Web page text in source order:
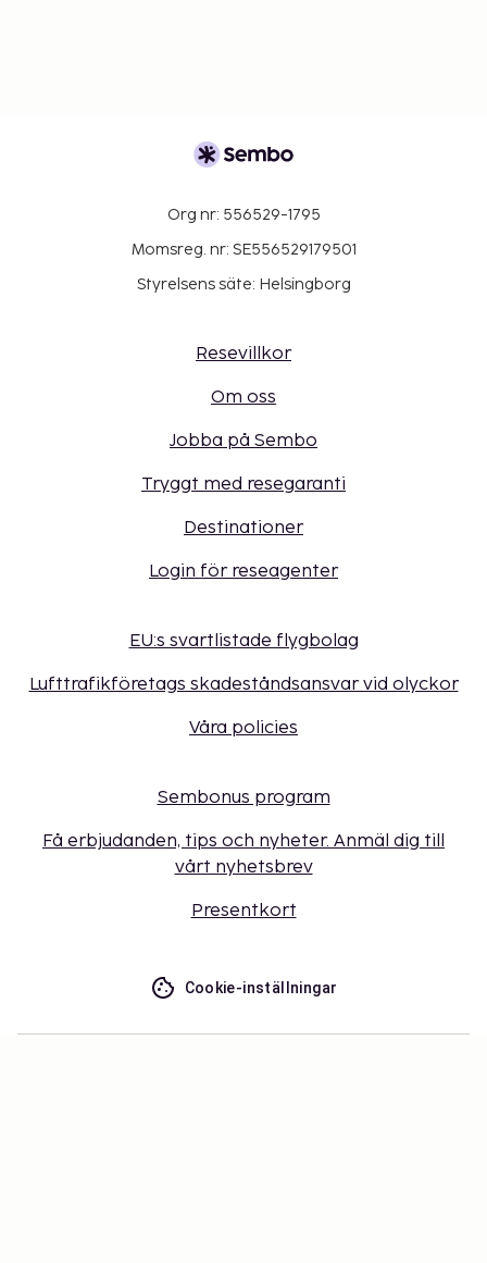
Org nr: 556529-1795
Momsreg. nr: SE556529179501
Styrelsens säte: Helsingborg
Resevillkor
Om oss
Jobba på Sembo
Tryggt med resegaranti
Destinationer
Login för reseagenter
EU:s svartlistade flygbolag
Lufttrafikföretags skadeståndsansvar vid olyckor
Våra policies
Sembonus program
Få erbjudanden, tips och nyheter. Anmäl dig till
vårt nyhetsbrev
Presentkort
Cookie-inställningar